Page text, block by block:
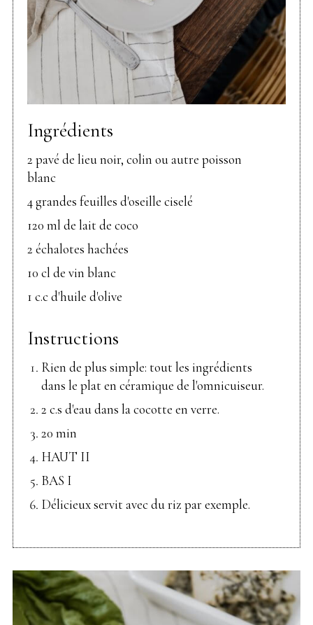
Ingrédients
2 pavé de lieu noir, colin ou autre poisson
blanc
4 grandes feuilles d'oseille ciselé
120 ml de lait de coco
2 échalotes hachées
10 cl de vin blanc
1 c.c d'huile d'olive
Instructions
Rien de plus simple: tout les ingrédients
dans le plat en céramique de l'omnicuiseur.
2 c.s d'eau dans la cocotte en verre.
20 min
HAUT II
BAS I
Délicieux servit avec du riz par exemple.